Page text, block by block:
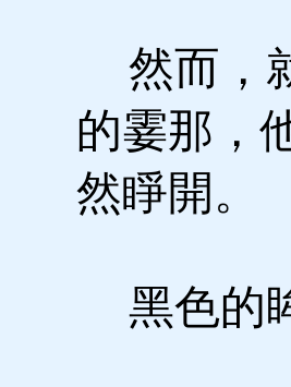
然而，
的霎那，
然睜開。
黑色的